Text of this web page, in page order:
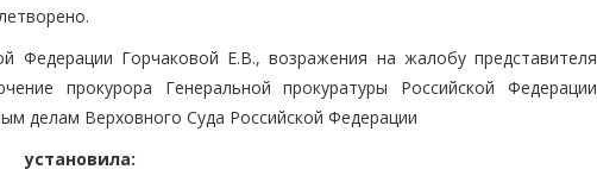
Федерации Горчаковой Е.В., возражения на жалобу представителя
прокурора Генеральной прокуратуры Российской Федерации
делам Верховного Суда Российской Федерации
установила: